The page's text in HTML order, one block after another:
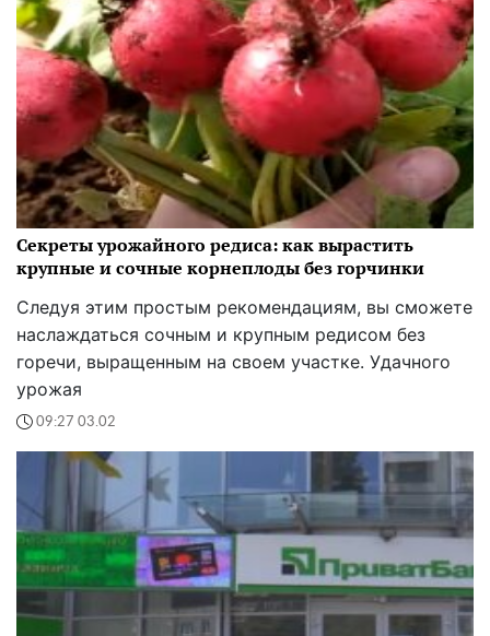
Секреты урожайного редиса: как вырастить
крупные и сочные корнеплоды без горчинки
Следуя этим простым рекомендациям, вы сможете
наслаждаться сочным и крупным редисом без
горечи, выращенным на своем участке. Удачного
урожая
09:27 03.02